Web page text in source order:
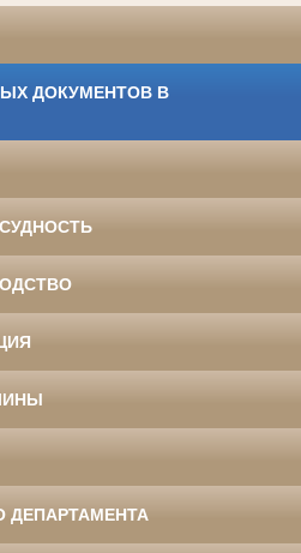
ДОКУМЕНТОВ В
ДЕПАРТАМЕНТА